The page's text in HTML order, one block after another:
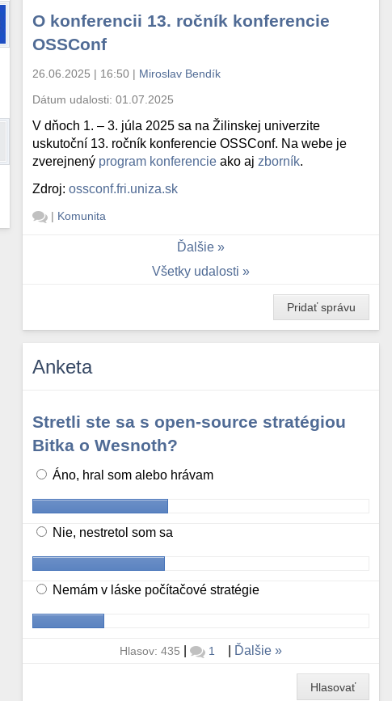
O konferencii 13. ročník konferencie
OSSConf
26.06.2025 | 16:50 | Miroslav Bendík
Dátum udalosti:01.07.2025
V dňoch 1. – 3. júla 2025 sa na Žilinskej univerzite
uskutoční 13. ročník konferencie OSSConf. Na webe je
zverejnený program konferencie ako aj zborník.
Zdroj:ossconf.fri.uniza.sk
| Komunita
Ďalšie
Všetky udalosti
Pridať správu
Anketa
Stretli ste sa s open-source stratégiou
Bitka o Wesnoth?
Áno, hral som alebo hrávam
Nie, nestretol som sa
Nemám v láske počítačové stratégie
Hlasov: 435 | 1 Ďalšie
Hlasovať